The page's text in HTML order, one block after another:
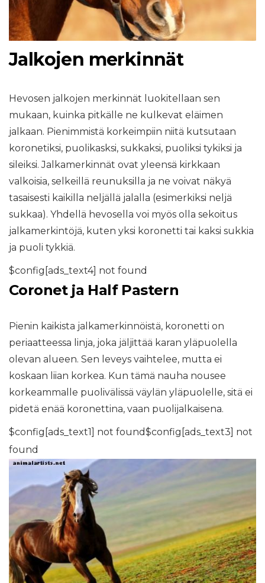
Jalkojen merkinnät
Hevosen jalkojen merkinnät luokitellaan sen
mukaan, kuinka pitkälle ne kulkevat eläimen
jalkaan. Pienimmistä korkeimpiin niitä kutsutaan
koronetiksi, puolikasksi, sukkaksi, puoliksi tykiksi ja
sileiksi. Jalkamerkinnät ovat yleensä kirkkaan
valkoisia, selkeillä reunuksilla ja ne voivat näkyä
tasaisesti kaikilla neljällä jalalla (esimerkiksi neljä
sukkaa). Yhdellä hevosella voi myös olla sekoitus
jalkamerkintöjä, kuten yksi koronetti tai kaksi sukkia
ja puoli tykkiä.
$config[ads_text4] not found
Coronet ja Half Pastern
Pienin kaikista jalkamerkinnöistä, koronetti on
periaatteessa linja, joka jäljittää karan yläpuolella
olevan alueen. Sen leveys vaihtelee, mutta ei
koskaan liian korkea. Kun tämä nauha nousee
korkeammalle puolivälissä väylän yläpuolelle, sitä ei
pidetä enää koronettina, vaan puolijalkaisena.
$config[ads_text1] not found$config[ads_text3] not
found